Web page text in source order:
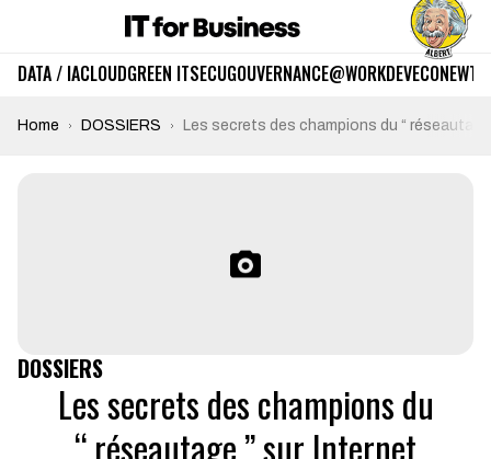
DATA / IACLOUDGREEN ITSECUGOUVERNANCE@WORKDEVECO
Home DOSSIERS Les secrets des champions du “
DOSSIERS
Les secrets des champions du
“ réseautage ” sur Internet